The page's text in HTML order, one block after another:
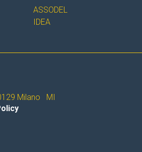
ASSODEL
IDEA
Milano MI